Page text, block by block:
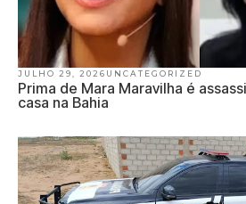
JULHO 29, 2026 UNCATEGORIZED
Prima de Mara Maravilha é
casa na Bahia